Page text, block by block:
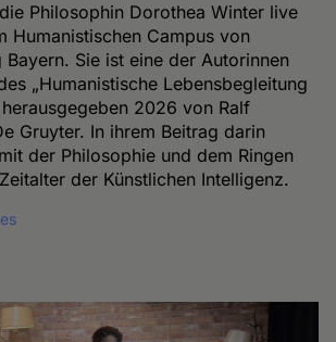
Philosophin Dorothea Winter live
Humanistischen Campus von
Sie ist eine der Autorinnen
„Humanistische Lebensbegleitung
2026 von Ralf
Gruyter. In ihrem Beitrag darin
der Philosophie und dem Ringen
der Künstlichen Intelligenz.